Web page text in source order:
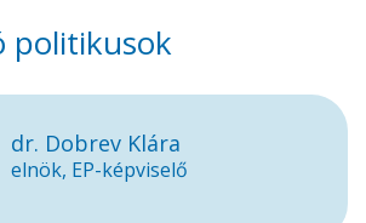
politikusok
dr. Dobrev Klára
elnök, EP-képviselő